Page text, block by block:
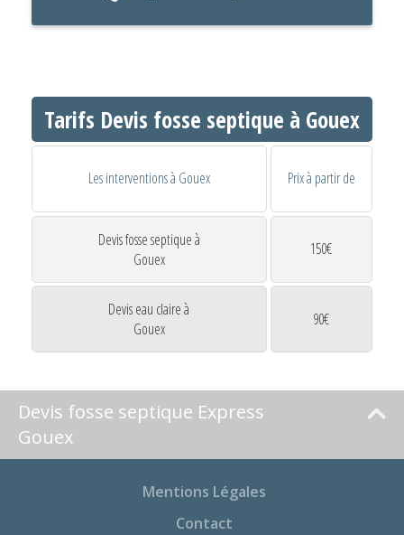
Tarifs Devis fosse septique à Gouex
Les interventions à Gouex Prix à partir de
Devis fosse septique à
Gouex
150€
Devis eau claire à
Gouex
90€
Devis fosse septique Express
Gouex
Mentions Légales
Contact